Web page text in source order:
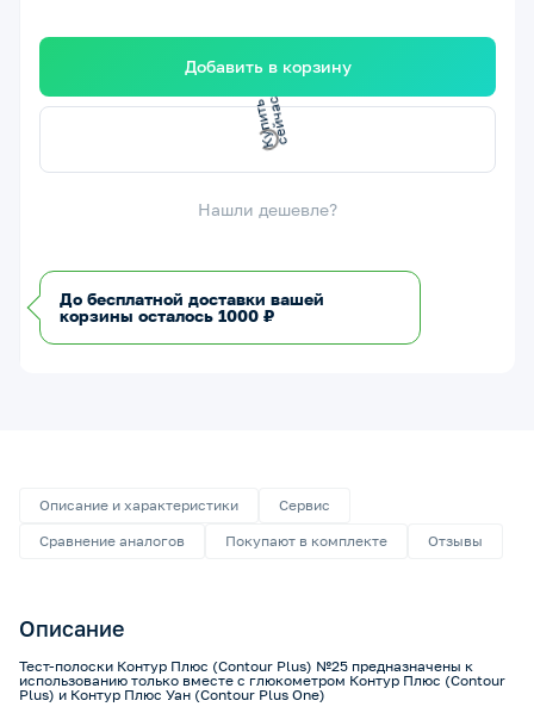
Добавить в корзину
К
у
п
и
т
ь
с
е
й
ч
а
с
Нашли дешевле?
До бесплатной доставки вашей
корзины осталось 1000 ₽
Описание и характеристики
Сервис
Сравнение аналогов
Покупают в комплекте Отзывы
Описание
Тест-полоски Контур Плюс (Contour Plus) №25 предназначены к
использованию только вместе с глюкометром Контур Плюс (Contour
Plus) и Контур Плюс Уан (Contour Plus One)